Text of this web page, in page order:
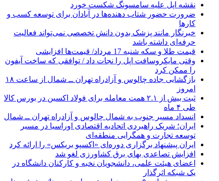
نقشه اپل علیه سامسونگ شکست خورد
ضرورت حضور شتاب ‌دهنده‌ها در آبادان برای توسعه کسب‌ و
کارها
خبرنگار مانند پزشک بدون دانش تخصصی نمی‌تواند فعالیت
حرفه‌ای داشته باشد
قیمت طلا و سکه شنبه 17 مرداد/ قیمت‌ها افزایشی
وقتی مایکروسافت اپل را نجات داد / توافقی که ساخت آیفون
را ممکن کرد
بازگشایی جاده چالوس و آزادراه تهران ــ شمال از ساعت ۱۸
امروز
ثبت بیش از ۲.۱ همت معامله برای فولاد اکسین در بورس کالا
طی ۴ ماه
انسداد مسیر جنوب به شمال چالوس و آزادراه تهران ــ شمال
ایران؛ شریک راهبردی اتحادیه اقتصادی اوراسیا در مسیر
توسعه تجارت و همگرایی منطقه‌ای
ایران پیشنهاد برگزاری دوره‌ای «اکسپو بریکس» را ارائه کرد
افزایش تصاعدی بهای برق کشاورزی لغو شد
اعضای هیئت علمی، دانشجویان نخبه و کارکنان دانشگاه در
یک شبکه‌ اثرگذار